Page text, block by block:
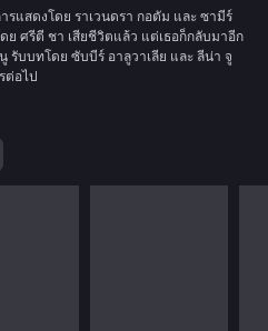
แสดงโดย ราเวนดรา กอตัม และ ซามีร์
ศรีตี ชา เสียชีวิตแล้ว แต่เธอก็กลับมาอีก
รับบทโดย ซับบีร์ อาลูวาเลีย และ ลีน่า จู
ต่อไป